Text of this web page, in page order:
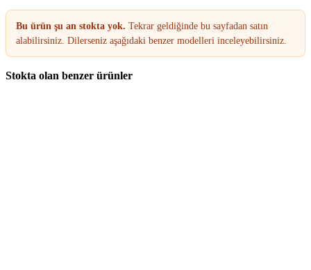
Bu ürün şu an stokta yok. Tekrar geldiğinde bu sayfadan satın
alabilirsiniz. Dilerseniz aşağıdaki benzer modelleri inceleyebilirsiniz.
Stokta olan benzer ürünler